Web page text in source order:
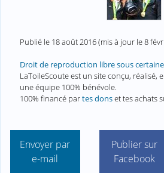
Publié le 18 août 2016(mis à jour le8
Droit de reproduction libre sous
LaToileScoute est un site conçu, réalisé,
une équipe 100% bénévole.
100% financé partes donset tes achats
Envoyer par
e-mail
Publier sur
Facebook